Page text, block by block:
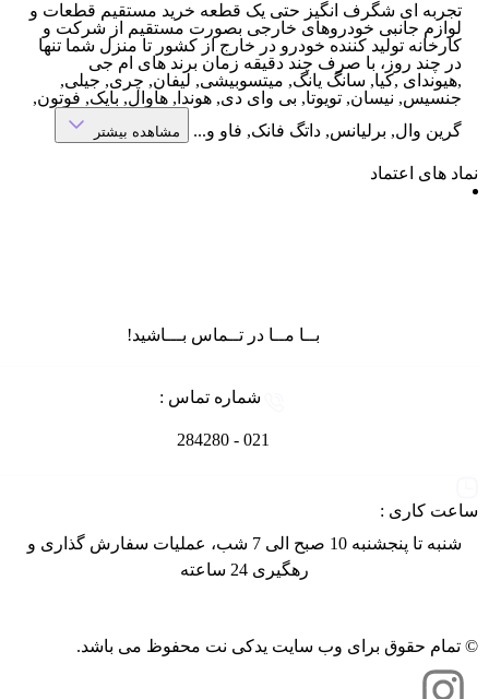
ای شگرف انگیز حتی یک قطعه خرید مستقیم قطعات و
جانبی خودروهای خارجی بصورت مستقیم از شرکت و
تولید کننده خودرو در خارج از کشور تا منزل شما تنها
چند روز، با صرف چند دقیقه زمان برند های ام جی
,کیا, سانگ یانگ, میتسوبیشی, لیفان, چری, جیلی,
نیسان, تویوتا, بی وای دی, هوندا, هاوال, بایک, فوتون,
وال, برلیانس, داتگ فانک, فاو و... مشاهده بیشتر
های اعتماد
بــا مــا در تــماس بـــاشید!
شماره تماس :
کاری :
شنبه تا پنجشنبه 10 صبح الی 7 شب، عملیات سفارش گذاری و
رهگیری 24 ساعته
حقوق برای وب سایت یدکی نت محفوظ می باشد.